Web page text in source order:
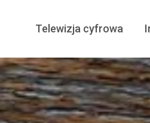
Telewizja cyfrowa